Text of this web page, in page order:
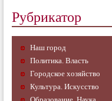
Рубрикатор
Наш город
Политика. Власть
Городское хозяйство
Культура. Искусство